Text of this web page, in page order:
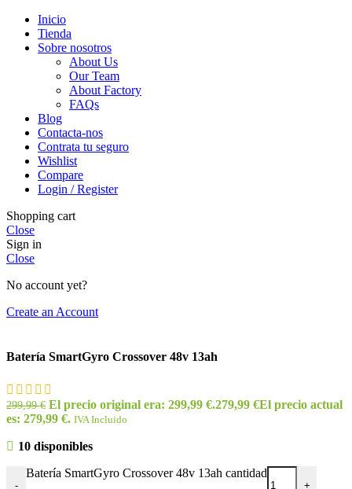
Inicio
Tienda
Sobre nosotros
About Us
Our Team
About Factory
FAQs
Blog
Contacta-nos
Contrata tu seguro
Wishlist
Compare
Login / Register
Shopping cart
Close
Sign in
Close
No account yet?
Create an Account
Batería SmartGyro Crossover 48v 13ah
299,99€ El precio original era: 299,99 €.279,99 €El precio actual
es: 279,99 €. IVA Incluido
10 disponibles
-
Batería SmartGyro Crossover 48v 13ah cantidad
+